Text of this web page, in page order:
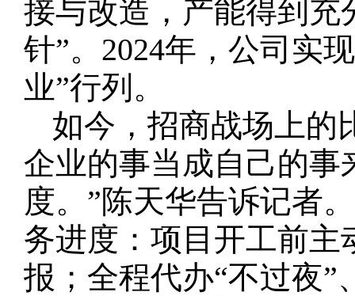
接与改造，产能得到充
针”。2024年，公司实
业”行列。
如今，招商战场上的
企业的事当成自己的
度。”陈天华告诉记者
务进度：项目开工前
报；全程代办“不过夜”